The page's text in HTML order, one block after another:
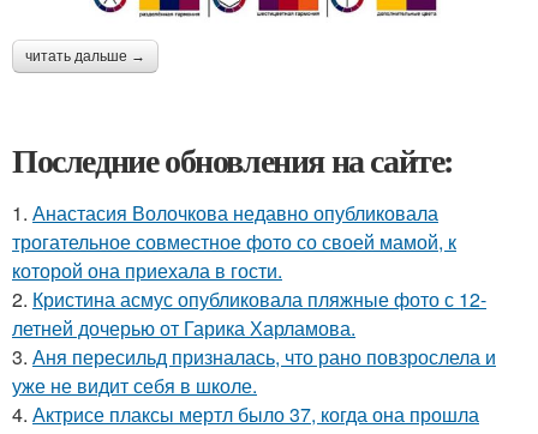
читать дальше →
Последние обновления на сайте:
1. Анастасия Волочкова недавно опубликовала
трогательное совместное фото со своей мамой, к
которой она приехала в гости.
2. Кристина асмус опубликовала пляжные фото с 12-
летней дочерью от Гарика Харламова.
3. Аня пересильд призналась, что рано повзрослела и
уже не видит себя в школе.
4. Актрисе плаксы мертл было 37, когда она прошла